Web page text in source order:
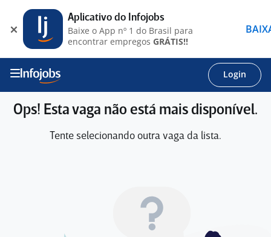
Login
Ops! Esta vaga não está mais disponível.
Tente selecionando outra vaga da lista.
Aplicativo do Infojobs
Baixe o App nº 1 do Brasil para
encontrar empregos GRÁTIS!!